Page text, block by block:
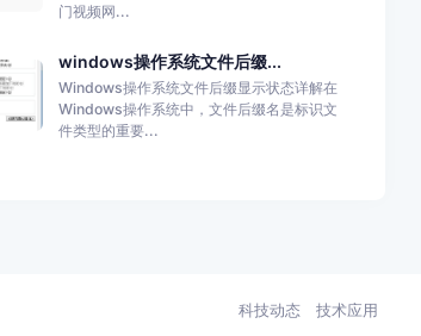
门视频网...
windows操作系统文件后缀...
Windows操作系统文件后缀显示状态详解在
Windows操作系统中，文件后缀名是标识文
件类型的重要...
科技动态 技术应用